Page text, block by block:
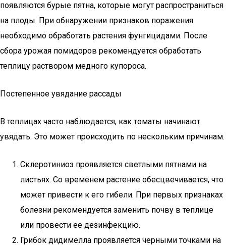
появляются бурые пятна, которые могут распространиться
на плоды. При обнаружении признаков поражения
необходимо обработать растения фунгицидами. После
сбора урожая помидоров рекомендуется обработать
теплицу раствором медного купороса.
Постепенное увядание рассады
В теплицах часто наблюдается, как томаты начинают
увядать. Это может происходить по нескольким причинам.
Склеротиниоз проявляется светлыми пятнами на
листьях. Со временем растение обесцвечивается, что
может привести к его гибели. При первых признаках
болезни рекомендуется заменить почву в теплице
или провести её дезинфекцию.
Грибок дидимелла проявляется черными точками на